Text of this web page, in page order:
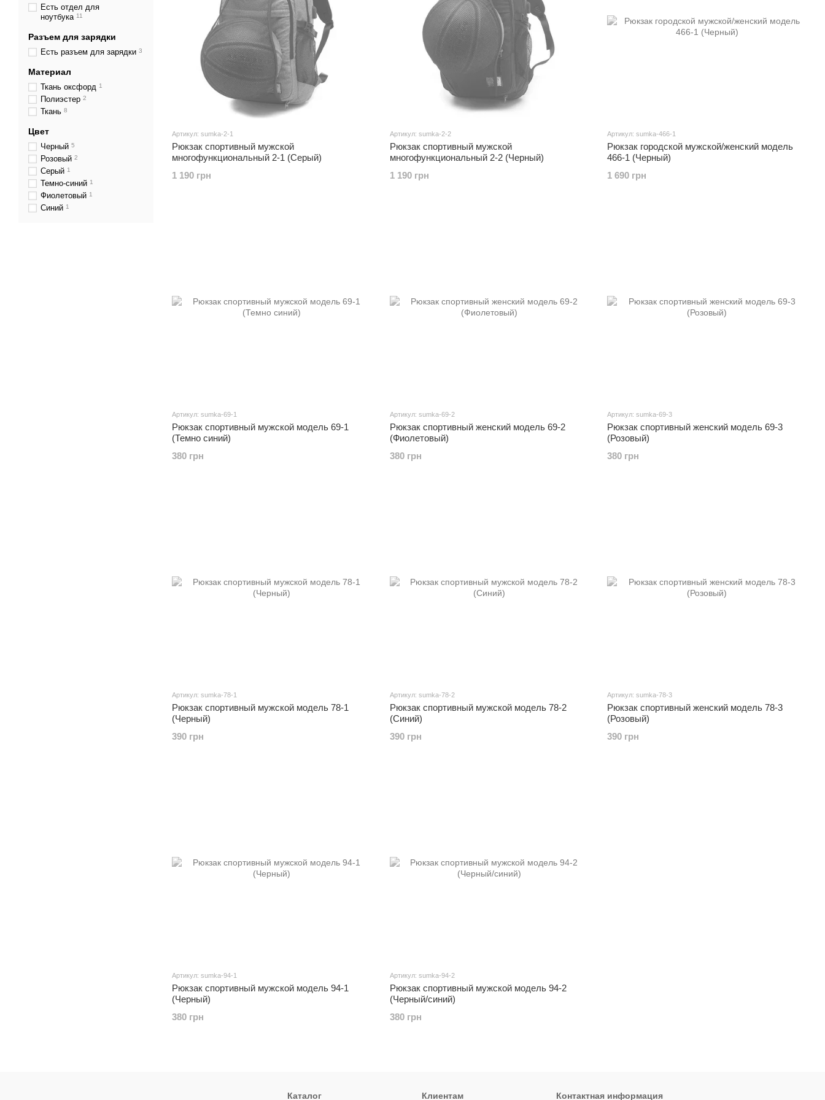
Артикул: sumka-2-1
Рюкзак спортивный мужской
многофункциональный 2-1 (Серый)
1 190 грн
Артикул: sumka-2-2
Рюкзак спортивный мужской
многофункциональный 2-2 (Черный)
1 190 грн
Артикул: sumka-466-1
Рюкзак городской мужской/женский модель
466-1 (Черный)
1 690 грн
Артикул: sumka-69-1
Рюкзак спортивный мужской модель 69-1
(Темно синий)
380 грн
Артикул: sumka-69-2
Рюкзак спортивный женский модель 69-2
(Фиолетовый)
380 грн
Артикул: sumka-69-3
Рюкзак спортивный женский модель 69-3
(Розовый)
380 грн
Артикул: sumka-78-1
Рюкзак спортивный мужской модель 78-1
(Черный)
390 грн
Артикул: sumka-78-2
Рюкзак спортивный мужской модель 78-2
(Синий)
390 грн
Артикул: sumka-78-3
Рюкзак спортивный женский модель 78-3
(Розовый)
390 грн
Артикул: sumka-94-1
Рюкзак спортивный мужской модель 94-1
(Черный)
380 грн
Артикул: sumka-94-2
Рюкзак спортивный мужской модель 94-2
(Черный/синий)
380 грн
Есть отдел для
ноутбука 11
Разъем для зарядки
Есть разъем для зарядки 3
Материал
Ткань оксфорд 1
Полиэстер 2
Ткань 8
Цвет
Черный 5
Розовый 2
Серый 1
Темно-синий 1
Фиолетовый 1
Синий 1
Каталог Клиентам Контактная информация